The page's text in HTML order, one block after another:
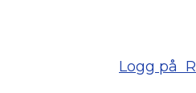
Logg på